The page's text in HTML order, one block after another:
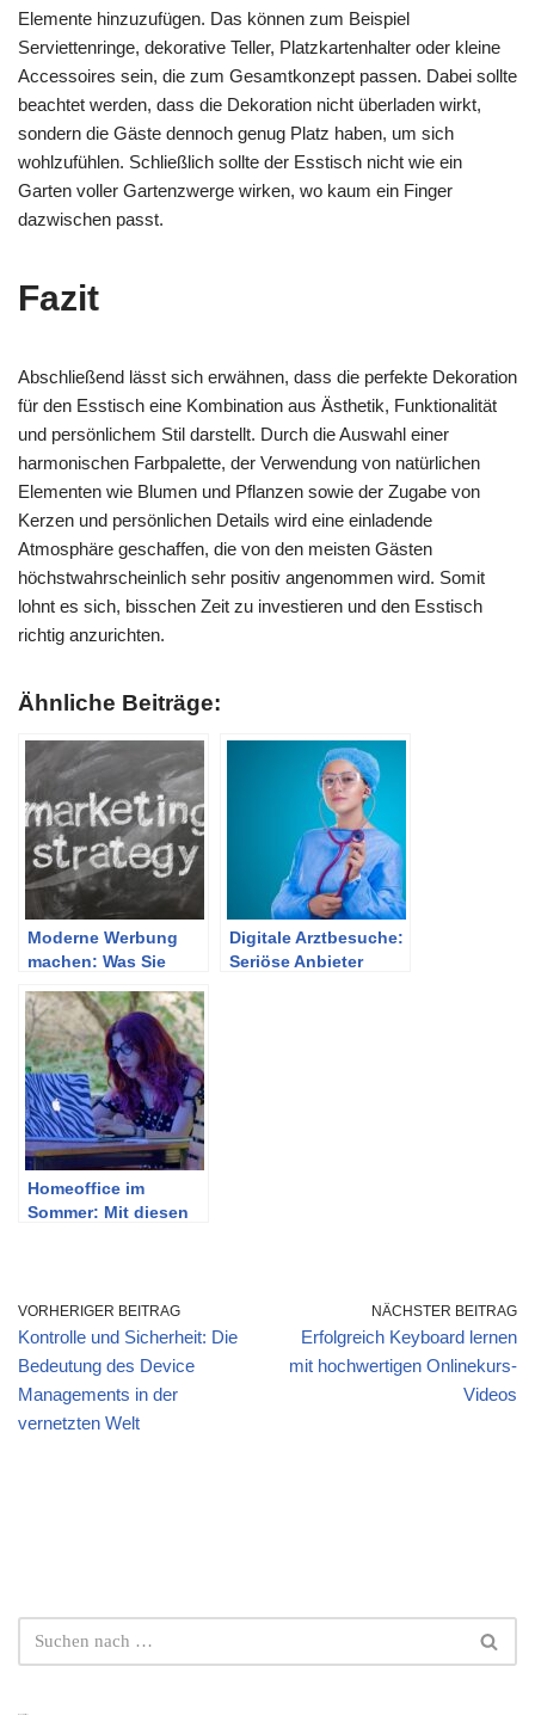
Elemente hinzuzufügen. Das können zum Beispiel
Serviettenringe, dekorative Teller, Platzkartenhalter oder kleine
Accessoires sein, die zum Gesamtkonzept passen. Dabei sollte
beachtet werden, dass die Dekoration nicht überladen wirkt,
sondern die Gäste dennoch genug Platz haben, um sich
wohlzufühlen. Schließlich sollte der Esstisch nicht wie ein
Garten voller Gartenzwerge wirken, wo kaum ein Finger
dazwischen passt.
Fazit
Abschließend lässt sich erwähnen, dass die perfekte Dekoration
für den Esstisch eine Kombination aus Ästhetik, Funktionalität
und persönlichem Stil darstellt. Durch die Auswahl einer
harmonischen Farbpalette, der Verwendung von natürlichen
Elementen wie Blumen und Pflanzen sowie der Zugabe von
Kerzen und persönlichen Details wird eine einladende
Atmosphäre geschaffen, die von den meisten Gästen
höchstwahrscheinlich sehr positiv angenommen wird. Somit
lohnt es sich, bisschen Zeit zu investieren und den Esstisch
richtig anzurichten.
Ähnliche Beiträge:
Moderne Werbung
machen: Was Sie
Digitale Arztbesuche:
Seriöse Anbieter
Homeoffice im
Sommer: Mit diesen
VORHERIGER BEITRAG
Kontrolle und Sicherheit: Die
Bedeutung des Device
Managements in der
vernetzten Welt
NÄCHSTER BEITRAG
Erfolgreich Keyboard lernen
mit hochwertigen Onlinekurs-
Videos